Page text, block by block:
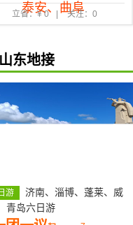
泰安、曲阜
立省：¥ 0 关注：0
山东地接
游
济南、淄博、蓬莱、威
青岛六日游